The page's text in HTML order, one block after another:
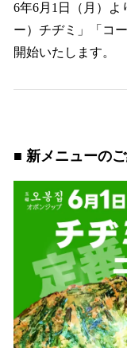
み
込
み
中
す
6年6月1日（月）よ
ー）チヂミ」「コ
開始いたします。
■ 新メニューの